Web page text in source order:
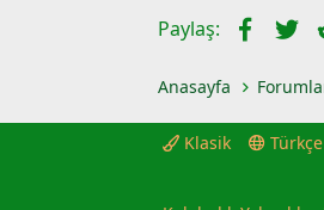
Paylaş:
Anasayfa
Klasik